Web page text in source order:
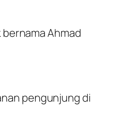
Ahmad
pengunjung di